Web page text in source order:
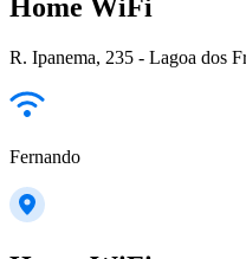
Home WiFi
R. Ipanema, 235 - Lagoa dos
Fernando